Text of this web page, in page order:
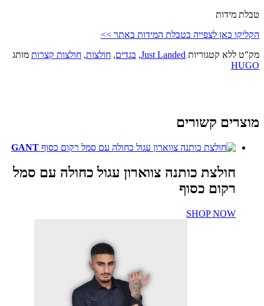
טבלת מידות
הקליקו כאן לצפייה בטבלת המידות באתר >>
מק"ט ללא קטגוריות Just Landed
, בגדים, חולצות, חולצות קצרות מותג
HUGO
מוצרים קשורים
GANT
חולצת כותנה צווארון עגול כחולה עם סמל
רקום כסוף
SHOP NOW